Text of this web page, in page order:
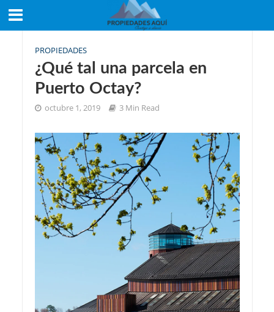
PROPIEDADES
¿Qué tal una parcela en
Puerto Octay?
octubre 1, 2019 3 Min Read